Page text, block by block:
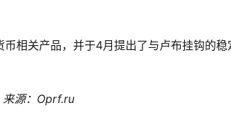
相关产品，并于4月提出了与卢布挂钩的稳
来源：Oprf.ru